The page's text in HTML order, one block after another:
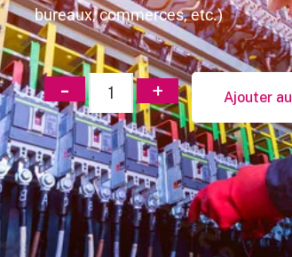
bureaux, commerces, etc.)
Ajouter